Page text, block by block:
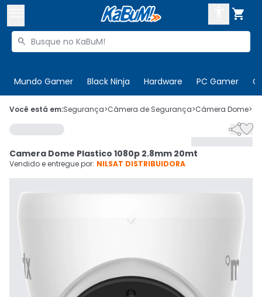

Buscar produtos

Mundo Gamer Black Ninja Hardware PC Gamer
 Olá. Acesse sua conta
 Departamentos
Cupons
CADASTRE-SE
Você está em:Segurança>Câmera de Segurança>Câmera Dome>

Camera Dome Plastico 1080p 2.8mm 20mt
Vendido e entregue por: NILSAT DISTRIBUIDORA